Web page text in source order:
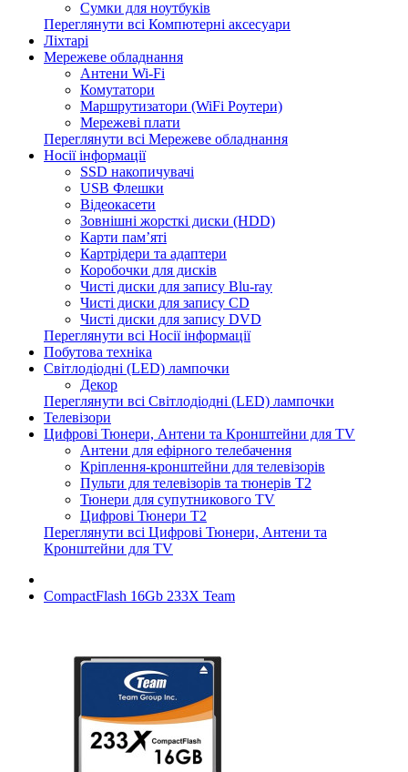
Сумки для ноутбуків
Переглянути всі Компютерні аксесуари
Ліхтарі
Мережеве обладнання
Антени Wi-Fi
Комутатори
Маршрутизатори (WiFi Роутери)
Мережеві плати
Переглянути всі Мережеве обладнання
Носії інформації
SSD накопичувачі
USB Флешки
Відеокасети
Зовнішні жорсткі диски (HDD)
Карти пам’яті
Картрідери та адаптери
Коробочки для дисків
Чисті диски для запису Blu-ray
Чисті диски для запису CD
Чисті диски для запису DVD
Переглянути всі Носії інформації
Побутова техніка
Світлодіодні (LED) лампочки
Декор
Переглянути всі Світлодіодні (LED) лампочки
Телевізори
Цифрові Тюнери, Антени та Кронштейни для TV
Антени для ефірного телебачення
Кріплення-кронштейни для телевізорів
Пульти для телевізорів та тюнерів T2
Тюнери для супутникового TV
Цифрові Тюнери T2
Переглянути всі Цифрові Тюнери, Антени та
Кронштейни для TV
CompactFlash 16Gb 233X Team